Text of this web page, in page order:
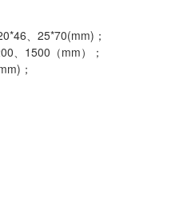
、25*70(mm)；
、1500（mm）；
；